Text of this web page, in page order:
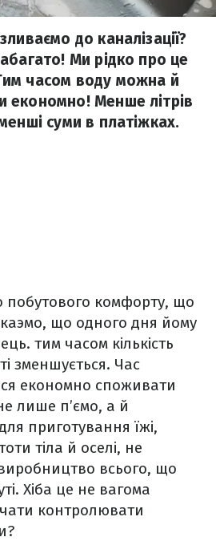
до каналізації?
Ми рідко про це
часом воду можна й
економно! Менше літрів
суми в платіжках.
побутового комфорту, що
що одного дня йому
тим часом кількість
зменшується. Час
економно споживати
лише п’ємо, а й
приготування їжі,
тіла й оселі, не
всього, що
Хіба це не вагома
контролювати